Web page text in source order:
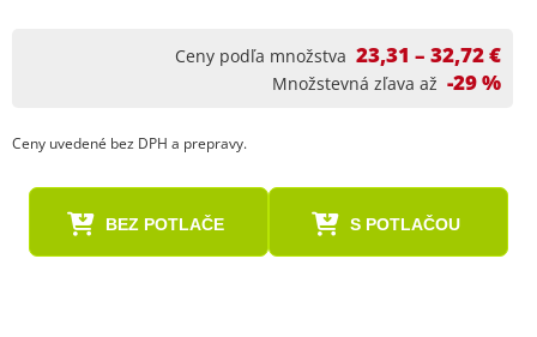
Ceny podľa množstva 23,31 – 32,72 €
Množstevná zľava až -29 %
Ceny uvedené bez DPH a prepravy.
BEZ POTLAČE S POTLAČOU